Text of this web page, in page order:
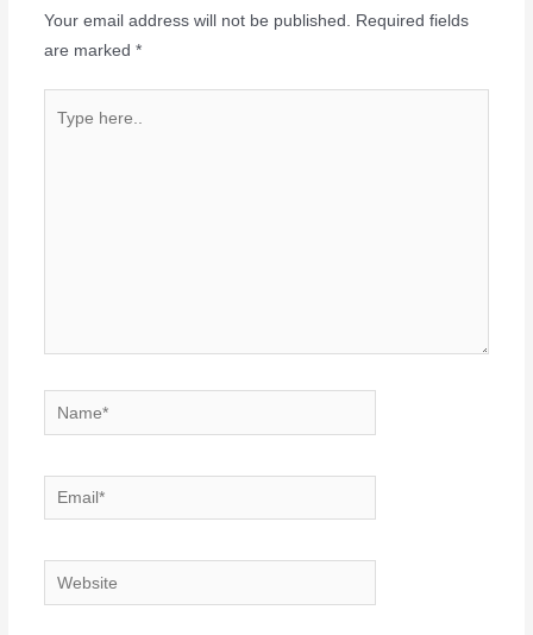
Your email address will not be published.
Required fields
are marked *
here..
Name*
Email*
Website